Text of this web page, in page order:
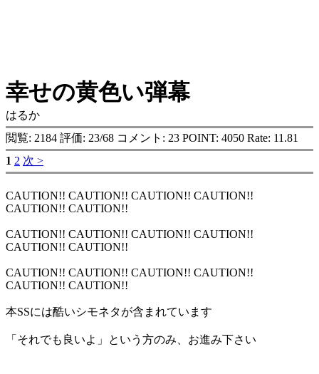
幸せの黄色い弾幕
はるか
閲覧: 2184 評価: 23/68 コメント: 23 POINT: 4050 Rate: 11.81
1 2 次 >
CAUTION!! CAUTION!! CAUTION!! CAUTION!!
CAUTION!! CAUTION!!
CAUTION!! CAUTION!! CAUTION!! CAUTION!!
CAUTION!! CAUTION!!
CAUTION!! CAUTION!! CAUTION!! CAUTION!!
CAUTION!! CAUTION!!
本SSには酷いシモネタが含まれています
「それでも良いよ」という方のみ、お進み下さい